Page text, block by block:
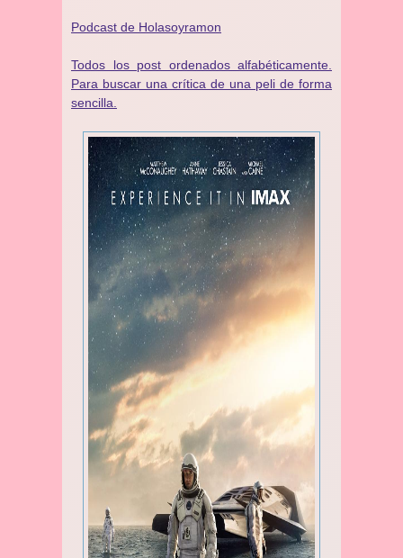
Podcast de Holasoyramon
Todos los post ordenados alfabéticamente.
Para buscar una crítica de una peli de forma
sencilla.